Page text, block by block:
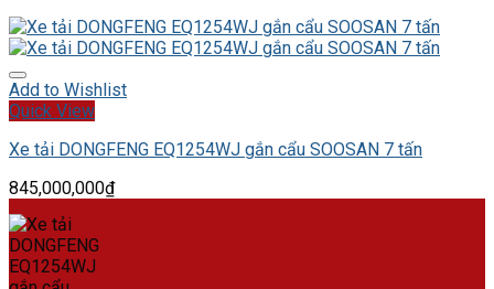
Add to Wishlist
Quick View
Xe tải DONGFENG EQ1254WJ gắn cẩu SOOSAN 7 tấn
845,000,000₫